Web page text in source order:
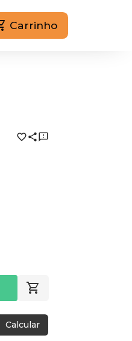
Carrinho
Calcular